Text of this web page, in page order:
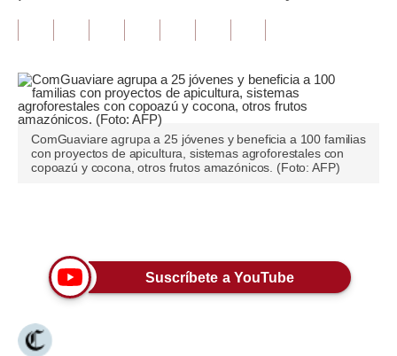
Finanzas Personales
Plus G
Opinión
Editorial
Tendencias
Lujo
Viajes
ComGuaviare agrupa a 25 jóvenes y beneficia a 100 familias
con proyectos de apicultura, sistemas agroforestales con
copoazú y cocona, otros frutos amazónicos. (Foto: AFP)
Suscríbete a YouTube